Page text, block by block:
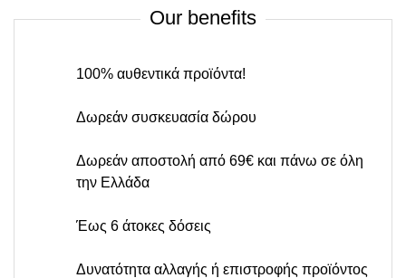
Our benefits
100% αυθεντικά προϊόντα!
Δωρεάν συσκευασία δώρου
Δωρεάν αποστολή από 69€ και πάνω σε όλη
την Ελλάδα
Έως 6 άτοκες δόσεις
Δυνατότητα αλλαγής ή επιστροφής προϊόντος